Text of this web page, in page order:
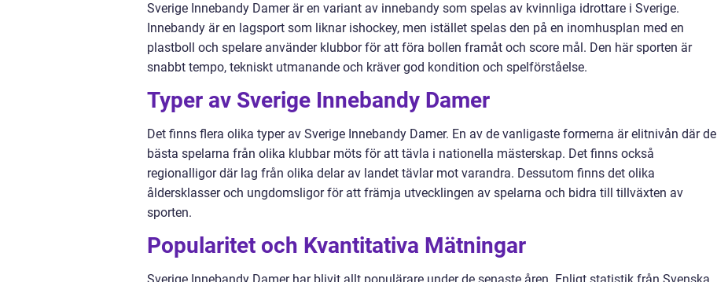
Sverige Innebandy Damer är en variant av innebandy som spelas av kvinnliga idrottare i Sverige.
Innebandy är en lagsport som liknar ishockey, men istället spelas den på en inomhusplan med en
plastboll och spelare använder klubbor för att föra bollen framåt och score mål. Den här sporten är
snabbt tempo, tekniskt utmanande och kräver god kondition och spelförståelse.
Typer av Sverige Innebandy Damer
Det finns flera olika typer av Sverige Innebandy Damer. En av de vanligaste formerna är elitnivån där de
bästa spelarna från olika klubbar möts för att tävla i nationella mästerskap. Det finns också
regionalligor där lag från olika delar av landet tävlar mot varandra. Dessutom finns det olika
åldersklasser och ungdomsligor för att främja utvecklingen av spelarna och bidra till tillväxten av
sporten.
Popularitet och Kvantitativa Mätningar